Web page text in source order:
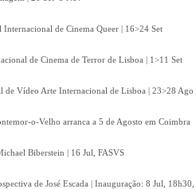
de Cinema Queer | 16>24 Set
de Cinema de Terror de Lisboa | 1>11 Set
de Vídeo Arte Internacional de Lisboa | 23>28 Ago
o-Velho arranca a 5 de Agosto em Coimbra
Biberstein | 16 Jul, FASVS
de José Escada | Inauguração: 8 Jul,